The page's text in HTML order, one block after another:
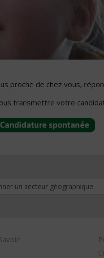
proche de chez vous,
transmettre votre